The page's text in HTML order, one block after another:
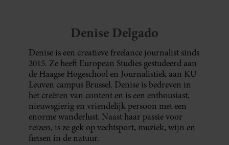
Denise Delgado
Denise is een creatieve freelance journalist sinds
2015. Ze heeft European Studies gestudeerd aan
de Haagse Hogeschool en Journalistiek aan KU
Leuven campus Brussel. Denise is bedreven in
het creëren van content en is een enthousiast,
nieuwsgierig en vriendelijk persoon met een
enorme wanderlust. Naast haar passie voor
reizen, is ze gek op vechtsport, muziek, wijn en
fietsen in de natuur.